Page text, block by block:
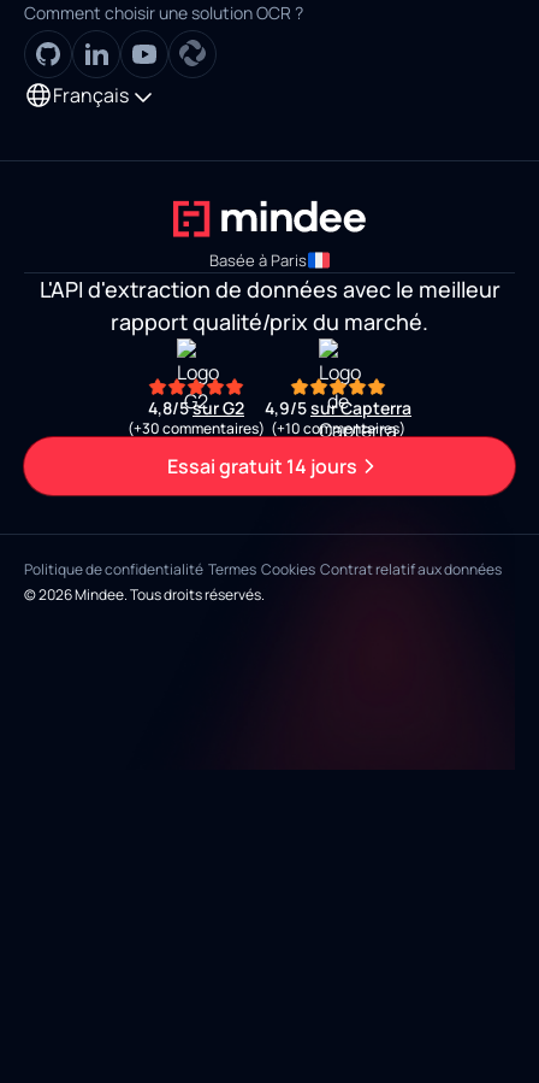
Comment choisir une solution OCR ?
Français
Basée à Paris
L'API d'extraction de données avec le meilleur
rapport qualité/prix du marché.
4,8/5sur G2
(+30 commentaires)
4,9/5sur Capterra
(+10 commentaires)
Essai gratuit 14 jours
© 2026 Mindee. Tous droits réservés.
Politique de confidentialité Termes Cookies Contrat relatif aux données